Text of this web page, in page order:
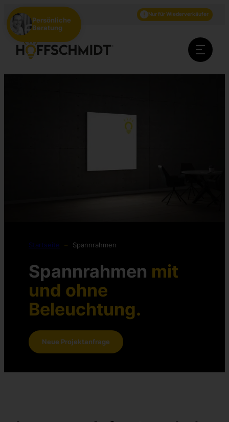
DE EN Nur für Wiederverkäufer
Startseite – Spannrahmen
Spannrahmen mit
und ohne
Beleuchtung.
Neue Projektanfrage
Persönliche
Beratung